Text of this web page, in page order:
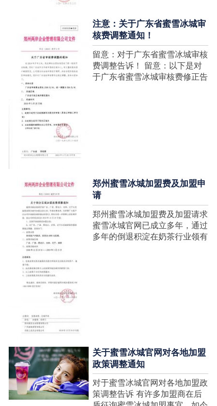
注意：关于广东省蜜雪冰城审
核费调整通知！
留意：对于广东省蜜雪冰城审核
费调整告诉！ 留意：以下是对
于广东省蜜雪冰城审核费修正告
郑州蜜雪冰城加盟费及加盟申
请
郑州蜜雪冰城加盟费及加盟请求
蜜雪冰城官网已成立多年，通过
多年的倒退积淀在奶茶行业领有
关于蜜雪冰城官网对各地加盟
政策调整通知
对于蜜雪冰城官网对各地加盟政
策调整告诉 有许多加盟商在后